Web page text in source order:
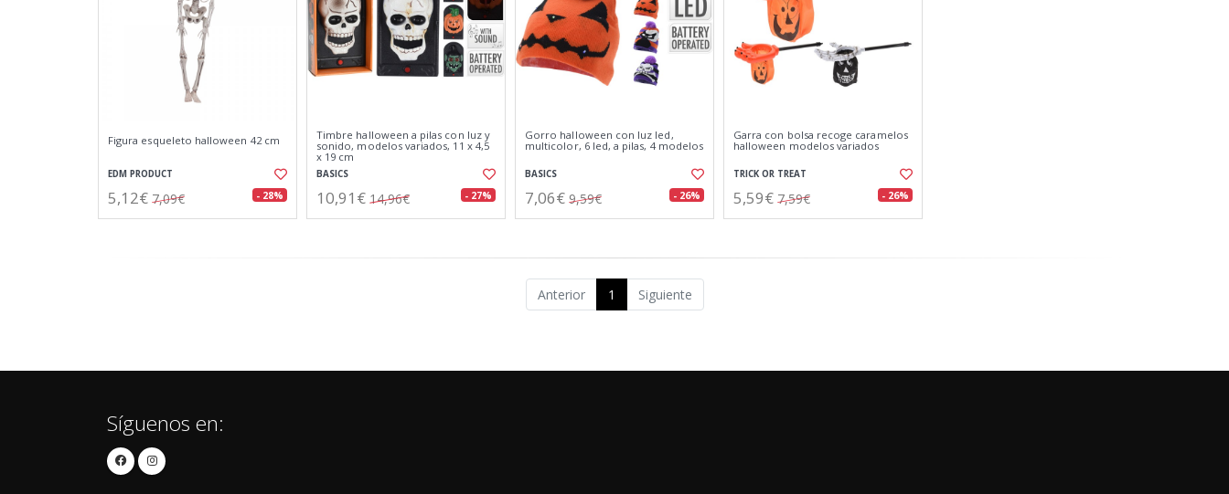
Figura esqueleto halloween 42 cm
EDM PRODUCT
5,12€ 7,09€ - 28%
Timbre halloween a pilas con luz y
sonido, modelos variados, 11 x 4,5
x 19 cm
BASICS
10,91€ 14,96€ - 27%
Gorro halloween con luz led,
multicolor, 6 led, a pilas, 4 modelos
BASICS
7,06€ 9,59€ - 26%
Garra con bolsa recoge caramelos
halloween modelos variados
TRICK OR TREAT
5,59€ 7,59€ - 26%
Anterior 1 Siguiente
Síguenos en: